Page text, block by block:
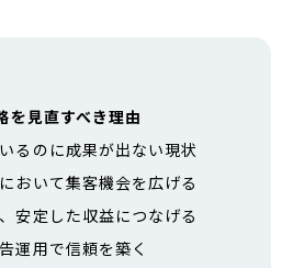
を見直すべき理由
るのに成果が出ない現状
おいて集客機会を広げる
安定した収益につなげる
運用で信頼を築く